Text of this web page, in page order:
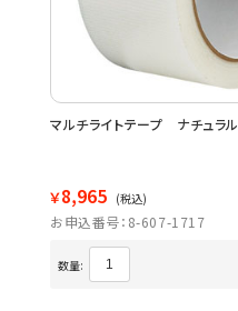
マルチライトテープ ナチュ
￥8,965 (税込)
お申込番号：8-607-1717
数量: